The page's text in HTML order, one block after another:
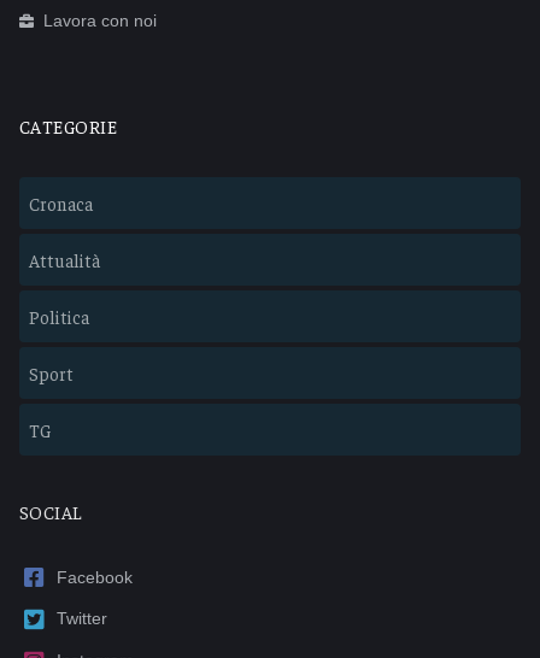
Lavora con noi
CATEGORIE
Cronaca
Attualità
Politica
Sport
TG
SOCIAL
Facebook
Twitter